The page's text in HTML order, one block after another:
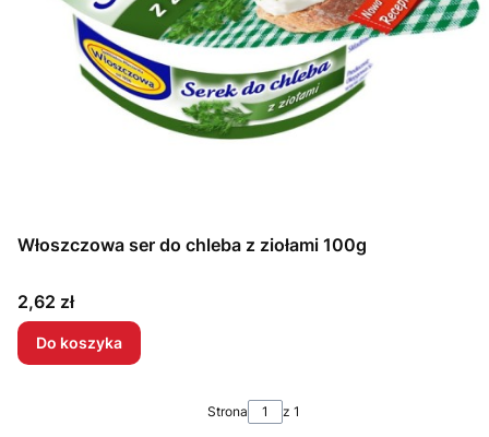
Włoszczowa ser do chleba z ziołami 100g
Cena
2,62 zł
Do koszyka
Strona z 1